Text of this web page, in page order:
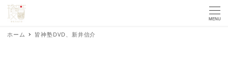
MENU
ホーム 皆神塾DVD、新井信介